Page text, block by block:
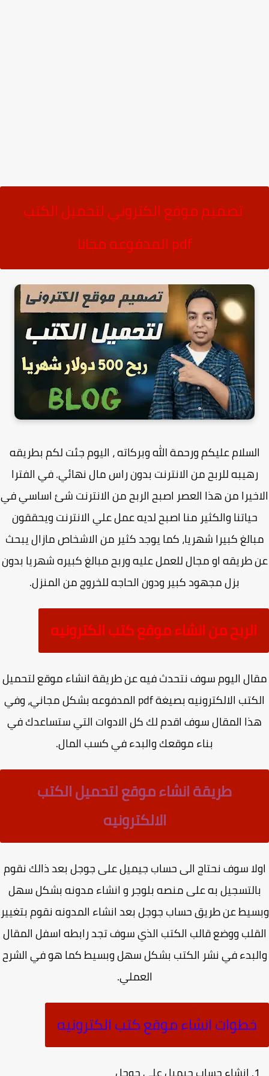
تصميم موقع الكتروني لتحميل الكتب
pdf المدفوعه مجانا
عليكم ورحمة الله وبركاته ، اليوم جئت لكم بطريقه
رهيبه للربح من الانترنت بدون راس مال نهائي. في الفترا
من هذا العصر اصبح الربح من الانترنت شئ اساسي في
حياتنا والكثير منا اصبح لديه عمل علي الانترنت ويحققون
كبيرا شهريا، كما يوجد كثير من الاشخاص مازال يبحث
طريقه او مجال للعمل عليه وربح مبالغ كبيره شهريا بدون
بزل مجهود كبير ودون الحاجه للخروج من المنزل.
الربح من انشاء موقع كتب الكترونيه
اليوم سوف نتحدث فيه عن طريقة انشاء موقع لتحميل
الكتب الالكترونيه بصيغة pdf المدفوعه بشكل مجاني، وفي
المقال سوف اقدم لك كل الادوات التي ستساعدك في
بناء موقعك والبدء في كسب المال.
طريقة انشاء موقع لتحميل الكتب
الالكترونيه
سوف نحتاج الى حساب جيميل على جوجل بعد ذالك نقوم
به على منصه بلوجر و انشاء مدونه بشكل سهل
عن طريق حساب جوجل بعد انشاء المدونه نقوم بتغيير
ووضع قالب الكتب الذي سوف تجد رابطه اسفل المقال
في نشر الكتب بشكل سهل وبسيط كما هو في الشرح
العملي.
خطوات انشاء موقع كتب الكترونيه